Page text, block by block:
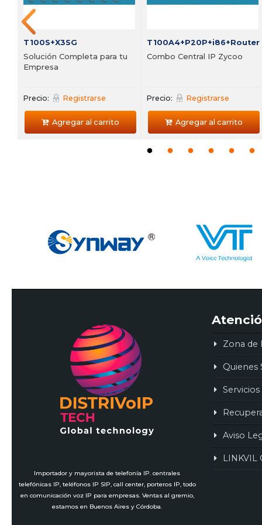
T100S+X3SG
Solución Completa para tu
Empresa
Precio: Registrarse
Agregar al carrito
T100A4+P20P+i86+Router
Combo Central IP Zycoo
Precio: Registrarse
Agregar al carrito
Importador y mayorista de telefonía IP. centrales
telefónicas IP, teléfonos IP SIP, call center, porteros IP, todo
en comunicación voz IP para empresas. Ventas al gremio,
estamos en Buenos Aires y Córdoba.
Zona de
Quienes
Servicios
Aviso
LINKVIL